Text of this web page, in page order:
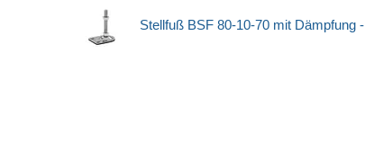
Stellfuß BSF 80-10-70 mit Dämpfung -